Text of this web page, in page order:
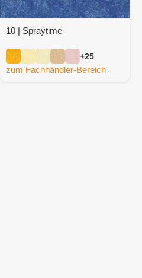
10 | Spraytime
+25
zum Fachhändler-Bereich